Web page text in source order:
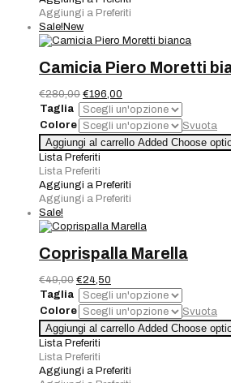
Aggiungi a Preferiti
Sale!New
Camicia Piero Moretti
€280,00 Il
prezzo
originale
era:
€280,00.
€196,00
prezzo
attuale
è:
€196,00.
Taglia
Colore
Svuota
Camicia
Piero
Moretti
bianca
quantità
Aggiungi al carrello Added Choose
Lista Preferiti
Lista Preferiti
Aggiungi a Preferiti
Aggiungi a Preferiti
Sale!
Coprispalla Marella
€49,00 Il
prezzo
originale
era:
€49,00.
€24,50
prezzo
attuale
è:
€24,50.
Taglia
Colore
Svuota
Coprispalla
Marella
quantità
Aggiungi al carrello Added Choose
Lista Preferiti
Lista Preferiti
Aggiungi a Preferiti